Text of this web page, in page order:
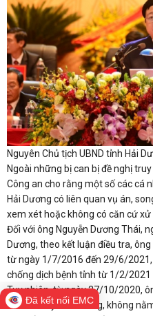
Nguyên Chủ tịch UBND tỉnh Hải
Ngoài những bị can bị đề nghị
Công an cho rằng một số các cá
Hải Dương có liên quan vụ án,
xem xét hoặc không có căn cứ xử
Đối với ông Nguyễn Dương Thái,
Dương, theo kết luận điều tra,
từ ngày 1/7/2016 đến 29/6/2021,
chống dịch bệnh tỉnh từ 1/2/
Tuy nhiên, từ ngày 27/10/2020,
thư Tỉnh ủy Hải Dương, không
Đã kết nối EMC